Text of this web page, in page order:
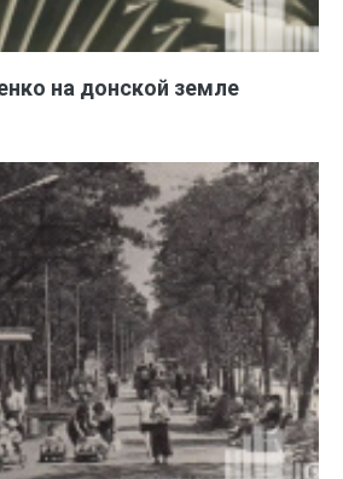
на донской земле